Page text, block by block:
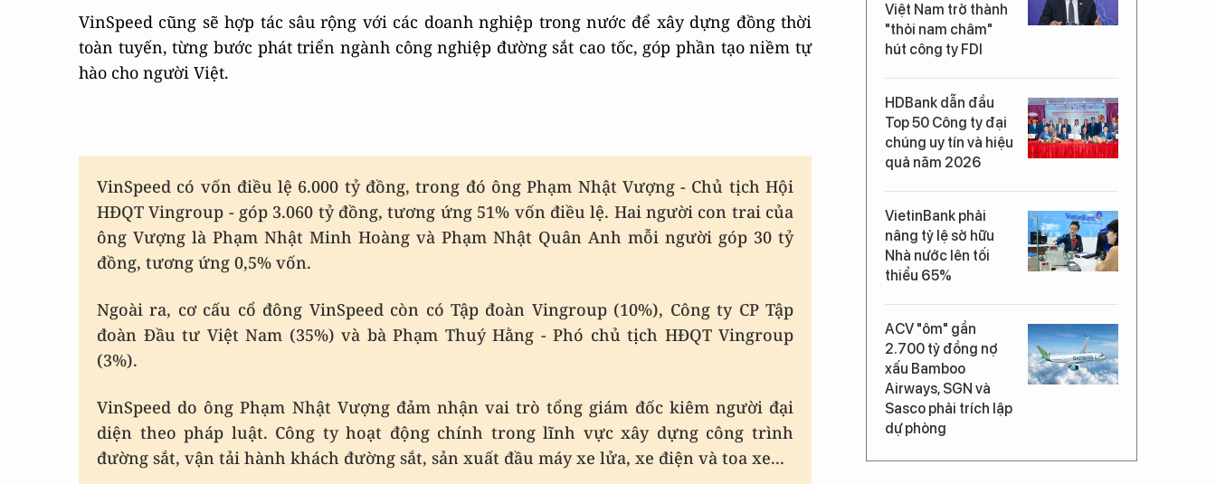
VinSpeed cũng sẽ hợp tác sâu rộng với các doanh nghiệp trong nước để xây dựng đồng thời
toàn tuyến, từng bước phát triển ngành công nghiệp đường sắt cao tốc, góp phần tạo niềm tự
hào cho người Việt.
VinSpeed có vốn điều lệ 6.000 tỷ đồng, trong đó ông Phạm Nhật Vượng - Chủ tịch Hội
HĐQT Vingroup - góp 3.060 tỷ đồng, tương ứng 51% vốn điều lệ. Hai người con trai của
ông Vượng là Phạm Nhật Minh Hoàng và Phạm Nhật Quân Anh mỗi người góp 30 tỷ
đồng, tương ứng 0,5% vốn.
Ngoài ra, cơ cấu cổ đông VinSpeed còn có Tập đoàn Vingroup (10%), Công ty CP Tập
đoàn Đầu tư Việt Nam (35%) và bà Phạm Thuý Hằng - Phó chủ tịch HĐQT Vingroup
(3%).
VinSpeed do ông Phạm Nhật Vượng đảm nhận vai trò tổng giám đốc kiêm người đại
diện theo pháp luật. Công ty hoạt động chính trong lĩnh vực xây dựng công trình
đường sắt, vận tải hành khách đường sắt, sản xuất đầu máy xe lửa, xe điện và toa xe...
Việt Nam trở thành
"thỏi nam châm"
hút công ty FDI
HDBank dẫn đầu
Top 50 Công ty đại
chúng uy tín và hiệu
quả năm 2026
VietinBank phải
nâng tỷ lệ sở hữu
Nhà nước lên tối
thiểu 65%
ACV "ôm" gần
2.700 tỷ đồng nợ
xấu Bamboo
Airways, SGN và
Sasco phải trích lập
dự phòng